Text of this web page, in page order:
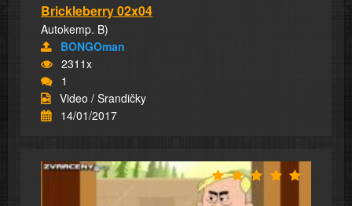
Brickleberry 02x04
Autokemp. B)
BONGOman
2311x
1
Video / Srandičky
14/01/2017